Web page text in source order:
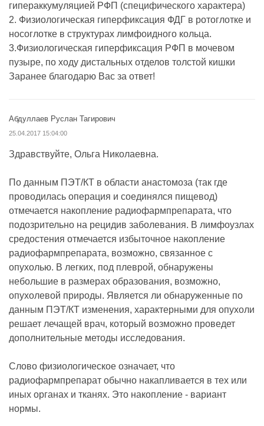
гипераккумуляцией РФП (специфического характера)
2. Физиологическая гиперфиксация ФДГ в ротоглотке и
носоглотке в структурах лимфоидного кольца.
3.Физиологическая гиперфиксация РФП в мочевом
пузыре, по ходу дистальных отделов толстой кишки
Заранее благодарю Вас за ответ!
Абдуллаев Руслан Тагирович
25.04.2017 15:04:00
Здравствуйте, Ольга Николаевна.
По данным ПЭТ/КТ в области анастомоза (так где
проводилась операция и соединялся пищевод)
отмечается накопление радиофармпрепарата, что
подозрительно на рецидив заболевания. В лимфоузлах
средостения отмечается избыточное накопление
радиофармпрепарата, возможно, связанное с
опухолью. В легких, под плеврой, обнаружены
небольшие в размерах образования, возможно,
опухолевой природы. Является ли обнаруженные по
данным ПЭТ/КТ изменения, характерными для опухоли
решает лечащей врач, который возможно проведет
дополнительные методы исследования.
Слово физиологическое означает, что
радиофармпрепарат обычно накапливается в тех или
иных органах и тканях. Это накопление - вариант
нормы.